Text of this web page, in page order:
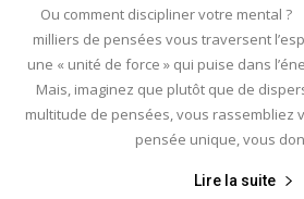
Ou comment discipliner votre mental
milliers de pensées vous traversent
une « unité de force » qui puise dans
Mais, imaginez que plutôt que de
multitude de pensées, vous rassembliez
pensée unique, vous
Lire la suite